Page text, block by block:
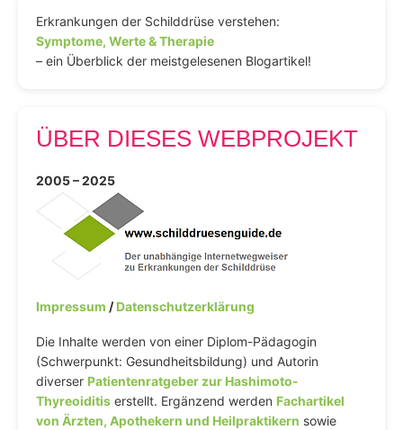
Erkrankungen der Schilddrüse verstehen:
Symptome, Werte & Therapie
– ein Überblick der meistgelesenen Blogartikel!
ÜBER DIESES WEBPROJEKT
2005 – 2025
Impressum /Datenschutzerklärung
Die Inhalte werden von einer Diplom-Pädagogin
(Schwerpunkt: Gesundheitsbildung) und Autorin
diverser Patientenratgeber zur Hashimoto-
Thyreoiditis erstellt. Ergänzend werden Fachartikel
von Ärzten, Apothekern und Heilpraktikern sowie